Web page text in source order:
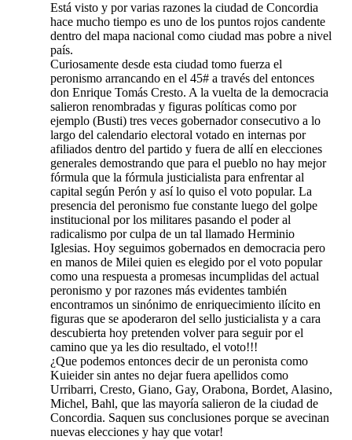
Está visto y por varias razones la ciudad de Concordia
hace mucho tiempo es uno de los puntos rojos candente
dentro del mapa nacional como ciudad mas pobre a nivel
país.
Curiosamente desde esta ciudad tomo fuerza el
peronismo arrancando en el 45# a través del entonces
don Enrique Tomás Cresto. A la vuelta de la democracia
salieron renombradas y figuras políticas como por
ejemplo (Busti) tres veces gobernador consecutivo a lo
largo del calendario electoral votado en internas por
afiliados dentro del partido y fuera de allí en elecciones
generales demostrando que para el pueblo no hay mejor
fórmula que la fórmula justicialista para enfrentar al
capital según Perón y así lo quiso el voto popular. La
presencia del peronismo fue constante luego del golpe
institucional por los militares pasando el poder al
radicalismo por culpa de un tal llamado Herminio
Iglesias. Hoy seguimos gobernados en democracia pero
en manos de Milei quien es elegido por el voto popular
como una respuesta a promesas incumplidas del actual
peronismo y por razones más evidentes también
encontramos un sinónimo de enriquecimiento ilícito en
figuras que se apoderaron del sello justicialista y a cara
descubierta hoy pretenden volver para seguir por el
camino que ya les dio resultado, el voto!!!
¿Que podemos entonces decir de un peronista como
Kuieider sin antes no dejar fuera apellidos como
Urribarri, Cresto, Giano, Gay, Orabona, Bordet, Alasino,
Michel, Bahl, que las mayoría salieron de la ciudad de
Concordia. Saquen sus conclusiones porque se avecinan
nuevas elecciones y hay que votar!